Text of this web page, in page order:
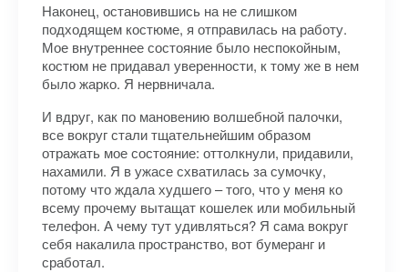
Наконец, остановившись на не слишком
подходящем костюме, я отправилась на работу.
Мое внутреннее состояние было неспокойным,
костюм не придавал уверенности, к тому же в нем
было жарко. Я нервничала.
И вдруг, как по мановению волшебной палочки,
все вокруг стали тщательнейшим образом
отражать мое состояние: оттолкнули, придавили,
нахамили. Я в ужасе схватилась за сумочку,
потому что ждала худшего – того, что у меня ко
всему прочему вытащат кошелек или мобильный
телефон. А чему тут удивляться? Я сама вокруг
себя накалила пространство, вот бумеранг и
сработал.